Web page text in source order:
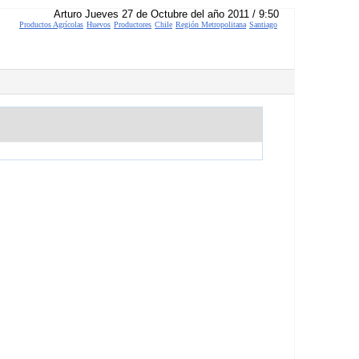
Productos Agrícolas Huevos Productores Chile Región Metropolitana Santiago
Arturo Jueves 27 de Octubre del año 2011 / 9:50